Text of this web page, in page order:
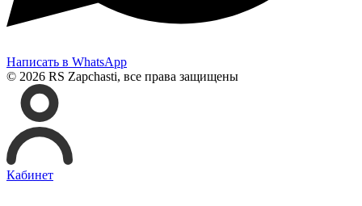
Написать в WhatsApp
© 2026 RS Zapchasti, все права защищены
Кабинет